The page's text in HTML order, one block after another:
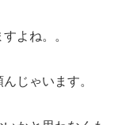
よね。。
じゃいます。